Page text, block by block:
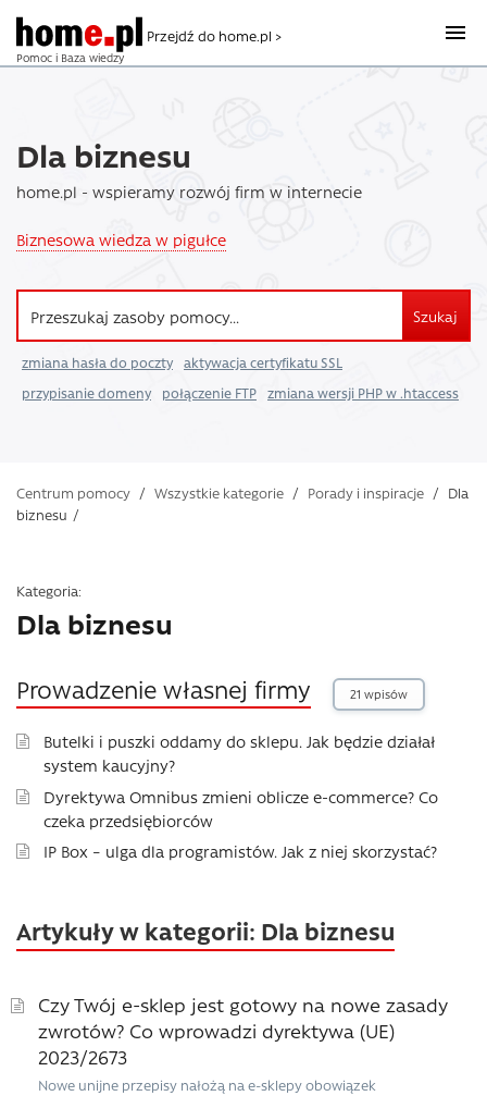
Pomoc i Baza wiedzy
Przejdź do home.pl >
Dla biznesu
home.pl - wspieramy rozwój firm w internecie
Biznesowa wiedza w pigułce
Szukaj
zmiana hasła do poczty
aktywacja certyfikatu SSL
przypisanie domeny
połączenie FTP zmiana wersji PHP w .htaccess
Centrum pomocy / Wszystkie kategorie / Porady i inspiracje / Dla
biznesu /
Kategoria:
Dla biznesu
Prowadzenie własnej firmy 21 wpisów
Butelki i puszki oddamy do sklepu. Jak będzie działał
system kaucyjny?
Dyrektywa Omnibus zmieni oblicze e-commerce? Co
czeka przedsiębiorców
IP Box – ulga dla programistów. Jak z niej skorzystać?
Artykuły w kategorii: Dla biznesu
Czy Twój e-sklep jest gotowy na nowe zasady
zwrotów? Co wprowadzi dyrektywa (UE)
2023/2673
Nowe unijne przepisy nałożą na e-sklepy obowiązek